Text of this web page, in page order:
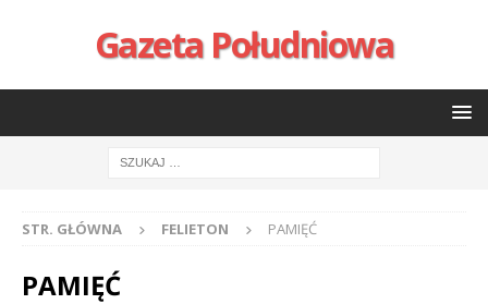
Gazeta Południowa
STR. GŁÓWNA FELIETON PAMIĘĆ
PAMIĘĆ